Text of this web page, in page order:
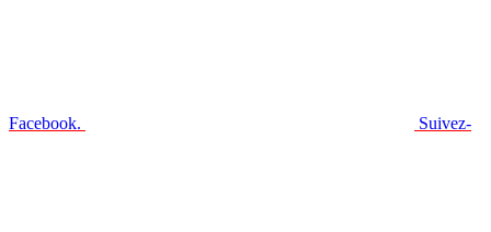
Facebook. Suivez-